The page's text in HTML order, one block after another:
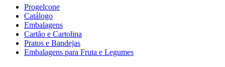
Progelcone
Catálogo
Embalagens
Cartão e Cartolina
Pratos e Bandejas
Embalagens para Fruta e Legumes